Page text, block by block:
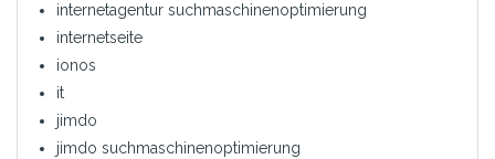
internetagentur suchmaschinenoptimierung
internetseite
ionos
it
jimdo
jimdo suchmaschinenoptimierung